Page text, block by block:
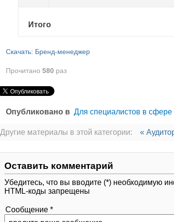
Итого
Скачать: Бренд-менеджер
Прочитано 580 раз
Опубликовано в Для специалистов в сфере
Другие материалы в этой категории: «
Оставить комментарий
Убедитесь, что вы вводите (*) необходимую
HTML-коды запрещены
Сообщение *